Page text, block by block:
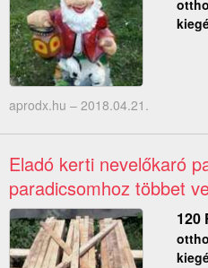
aprodx.hu – 2018.04.21.
Eladó kerti nevelőkaró
paradicsomhoz többet
120